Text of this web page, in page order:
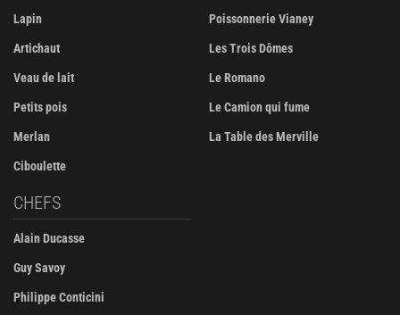
Lapin
Artichaut
Veau de lait
Petits pois
Merlan
Ciboulette
Poissonnerie Vianey
Les Trois Dômes
Le Romano
Le Camion qui fume
La Table des Merville
CHEFS
Alain Ducasse
Guy Savoy
Philippe Conticini